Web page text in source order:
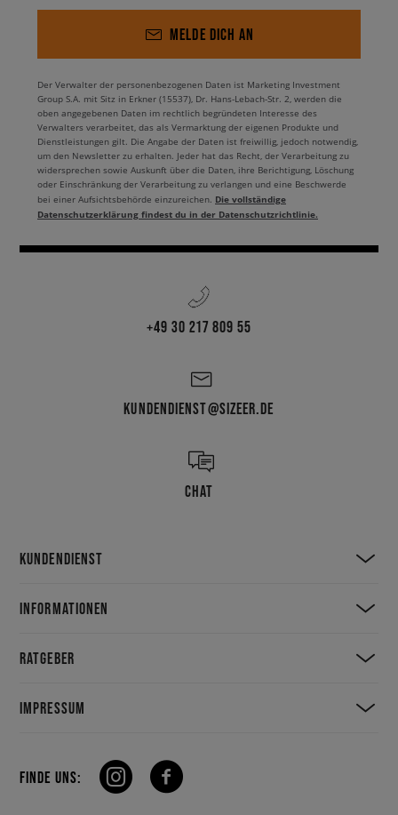
MELDE DICH AN
Der Verwalter der personenbezogenen Daten ist Marketing Investment
Group S.A. mit Sitz in Erkner (15537), Dr. Hans-Lebach-Str. 2, werden die
oben angegebenen Daten im rechtlich begründeten Interesse des
Verwalters verarbeitet, das als Vermarktung der eigenen Produkte und
Dienstleistungen gilt. Die Angabe der Daten ist freiwillig, jedoch notwendig,
um den Newsletter zu erhalten. Jeder hat das Recht, der Verarbeitung zu
widersprechen sowie Auskunft über die Daten, ihre Berichtigung, Löschung
oder Einschränkung der Verarbeitung zu verlangen und eine Beschwerde
bei einer Aufsichtsbehörde einzureichen. Die vollständige
Datenschutzerklärung findest du in der Datenschutzrichtlinie.
+49 30 217 809 55
KUNDENDIENST@SIZEER.DE
CHAT
KUNDENDIENST
INFORMATIONEN
RATGEBER
IMPRESSUM
FINDE UNS: